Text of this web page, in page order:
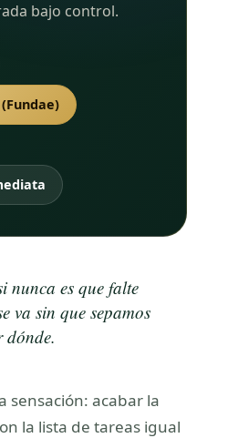
bajo control.
nunca es que falte
va sin que sepamos
dónde.
sensación: acabar la
la lista de tareas igual